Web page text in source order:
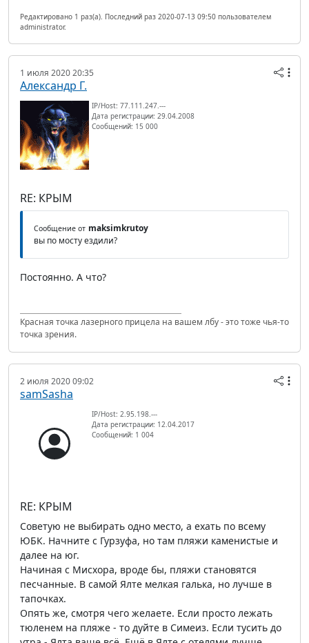
Редактировано 1 раз(а). Последний раз 2020-07-13 09:50 пользователем
administrator.
1 июля 2020 20:35
Александр Г.
IP/Host: 77.111.247.---
Дата регистрации: 29.04.2008
Сообщений: 15 000
RE: КРЫМ
Сообщение от maksimkrutoy
вы по мосту ездили?
Постоянно. А что?
Красная точка лазерного прицела на вашем лбу - это тоже чья-то
точка зрения.
2 июля 2020 09:02
samSasha
IP/Host: 2.95.198.---
Дата регистрации: 12.04.2017
Сообщений: 1 004
RE: КРЫМ
Советую не выбирать одно место, а ехать по всему
ЮБК. Начните с Гурзуфа, но там пляжи каменистые и
далее на юг.
Начиная с Мисхора, вроде бы, пляжи становятся
песчанные. В самой Ялте мелкая галька, но лучше в
тапочках.
Опять же, смотря чего желаете. Если просто лежать
тюленем на пляже - то дуйте в Симеиз. Если тусить до